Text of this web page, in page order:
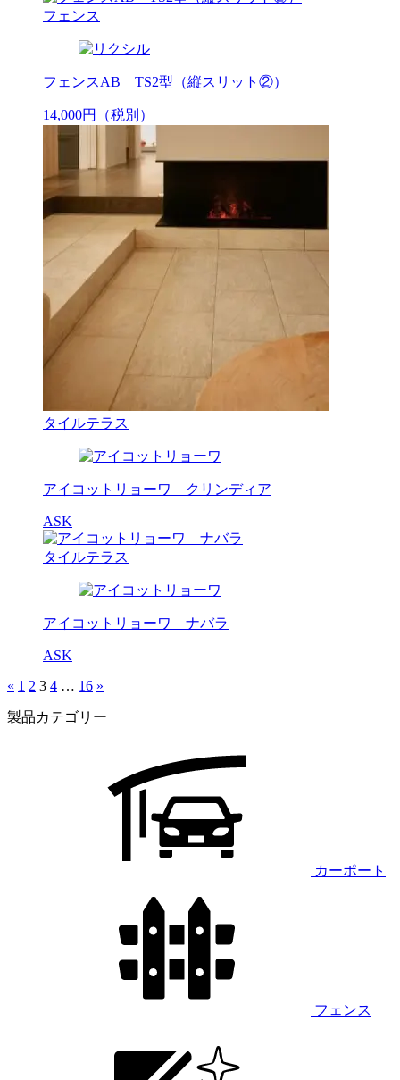
フェンス
フェンスAB TS2型（縦スリット②）
14,000円 （税別）
タイルテラス
アイコットリョーワ クリンディア
ASK
タイルテラス
アイコットリョーワ ナバラ
ASK
« 1 2 3 4 … 16 »
製品カテゴリー
カーポート
フェンス